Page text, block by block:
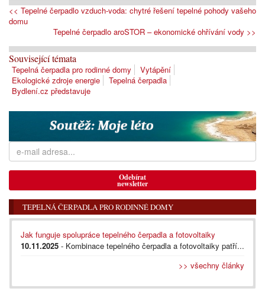
<< Tepelné čerpadlo vzduch-voda: chytré řešení tepelné pohody vašeho
domu
Tepelné čerpadlo aroSTOR – ekonomické ohřívání vody >>
Související témata
Tepelná čerpadla pro rodinné domy
Vytápění
Ekologické zdroje energie
Tepelná čerpadla
Bydlení.cz představuje
Odebírat
newsletter
TEPELNÁ ČERPADLA PRO RODINNÉ DOMY
Jak funguje spolupráce tepelného čerpadla a fotovoltaiky
10.11.2025 - Kombinace tepelného čerpadla a fotovoltaiky patří...
>> všechny články